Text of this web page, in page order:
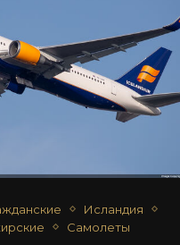
Исландия
Самолеты